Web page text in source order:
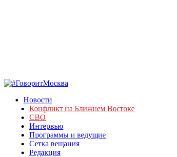
Новости
Конфликт на Ближнем Востоке
СВО
Интервью
Программы и ведущие
Сетка вещания
Редакция